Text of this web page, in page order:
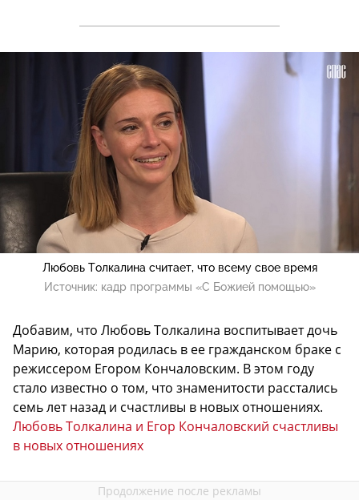
Любовь Толкалина считает, что всему свое время
Источник: кадр программы «С Божией помощью»
Добавим, что Любовь Толкалина воспитывает дочь
Марию, которая родилась в ее гражданском браке с
режиссером Егором Кончаловским. В этом году
стало известно о том, что знаменитости расстались
семь лет назад и счастливы в новых отношениях.
Любовь Толкалина и Егор Кончаловский счастливы
в новых отношениях